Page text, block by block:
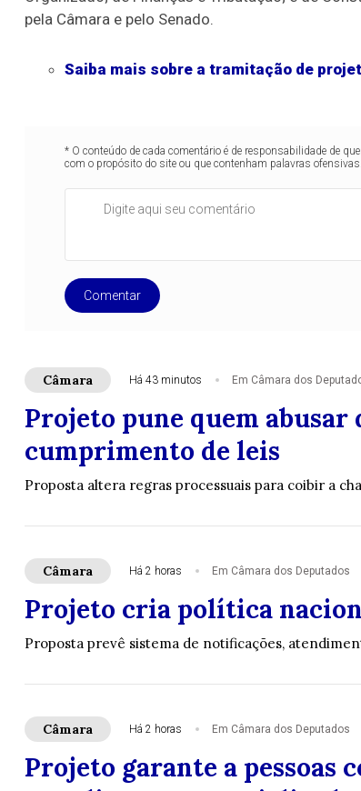
pela Câmara e pelo Senado.
Saiba mais sobre a tramitação de
* O conteúdo de cada comentário é de responsabilidade de
com o propósito do site ou que contenham palavras ofensivas.
Comentar
Câmara Há 43 minutos Em Câmara dos
Projeto pune quem
cumprimento de leis
Proposta altera regras processuais para coibir a
Câmara Há 2 horas Em Câmara dos Deputados
Projeto cria política
Proposta prevê sistema de notificações,
Câmara Há 2 horas Em Câmara dos Deputados
Projeto garante a pessoas